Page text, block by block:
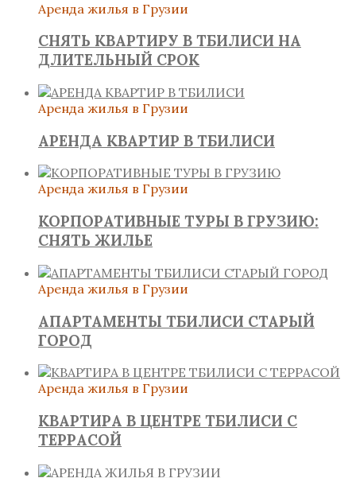
Аренда жилья в Грузии
СНЯТЬ КВАРТИРУ В ТБИЛИСИ НА
ДЛИТЕЛЬНЫЙ СРОК
Аренда жилья в Грузии
АРЕНДА КВАРТИР В ТБИЛИСИ
Аренда жилья в Грузии
КОРПОРАТИВНЫЕ ТУРЫ В ГРУЗИЮ:
СНЯТЬ ЖИЛЬЕ
Аренда жилья в Грузии
АПАРТАМЕНТЫ ТБИЛИСИ СТАРЫЙ
ГОРОД
Аренда жилья в Грузии
КВАРТИРА В ЦЕНТРЕ ТБИЛИСИ С
ТЕРРАСОЙ